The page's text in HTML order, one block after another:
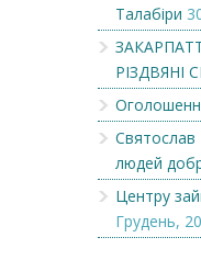
Талабіри
РІЗДВЯНІ
людей
Центру
Грудень,